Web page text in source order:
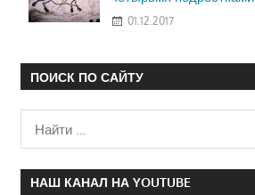
01.12.2017
ПОИСК ПО САЙТУ
НАШ КАНАЛ НА YOUTUBE